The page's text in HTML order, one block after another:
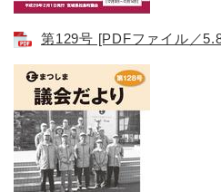
第129号 [PDFファイル／